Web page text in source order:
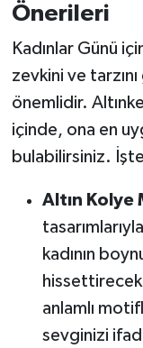
Önerileri
Kadınlar Günü
zevkini ve
önemlidir.
içinde, ona en
bulabilirsiniz.
Altın Kolye
kadının
anlamlı
sevginizi